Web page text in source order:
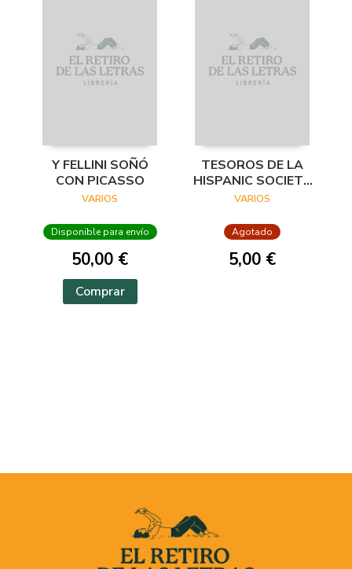
Y FELLINI SOÑÓ
CON PICASSO
VARIOS
Disponible para envío
50,00 €
Comprar
TESOROS DE LA
HISPANIC SOCIETY
OF AMERICA.
MUNDO HISPÁNICO
VARIOS
Agotado
5,00 €